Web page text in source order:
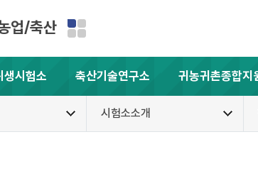
업/축산
생시험소 축산기술연구소 귀농귀촌종합지
시험소소개